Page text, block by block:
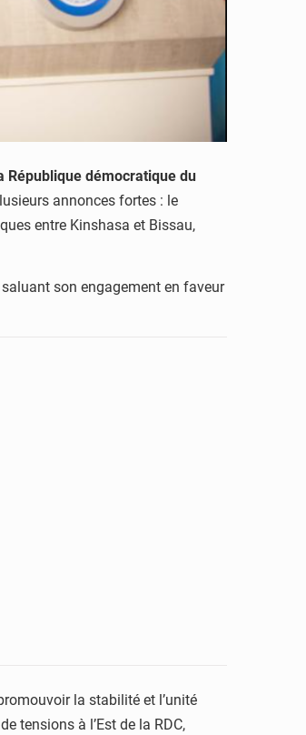
République démocratique du
annonces fortes : le
entre Kinshasa et Bissau,
saluant son engagement en faveur
la stabilité et l’unité
tensions à l’Est de la RDC,